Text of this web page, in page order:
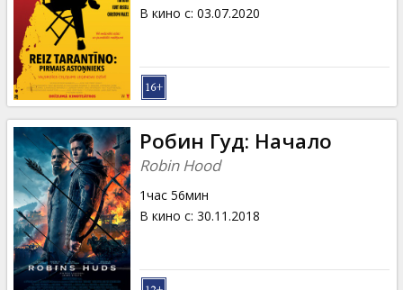
B2B
Клуб
В кино с: 03.07.2020
Робин Гуд: Начало
Robin Hood
1час 56мин
В кино с: 30.11.2018